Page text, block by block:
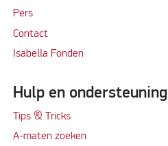
Pers
Contact
Isabella Fonden
Hulp en ondersteuning
Tips & Tricks
A-maten zoeken